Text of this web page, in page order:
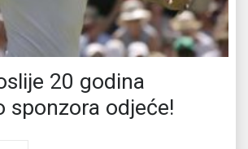
20 godina
sponzora odjeće!